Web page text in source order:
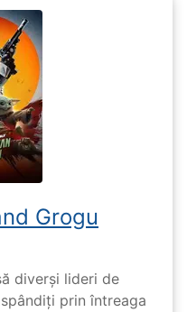
Grogu
diverși lideri de
prin întreaga